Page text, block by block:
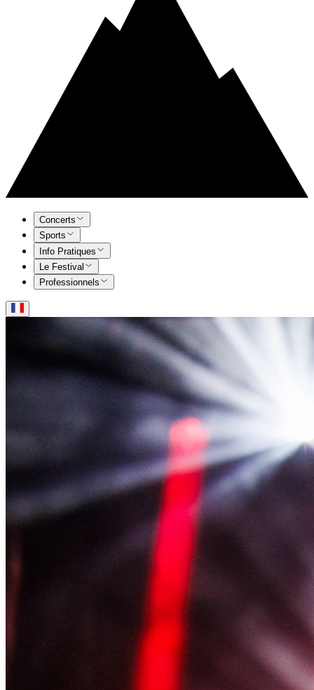
Concerts
Sports
Info Pratiques
Le Festival
Professionnels